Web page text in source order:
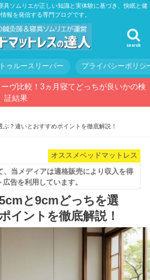
ソムリエが正しい知識と実体験に基づき、快眠と健
報を発信する専門ブログです。
search
トゥルースリーパー プライバシーポリシ
ヴ比較！3ヵ月寝てどっちが良いかの検
証結果
？違いとおすすめポイントを徹底解説！
オススメベッドマットレス
当メディアは適格販売により収入を得
告を利用しています。
と9cmどっちを選
イントを徹底解説！